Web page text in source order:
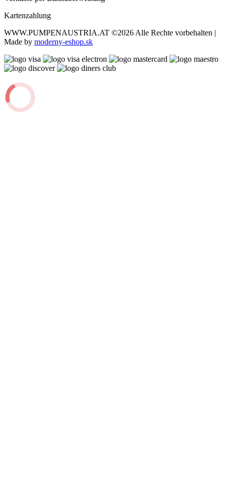
Kartenzahlung
WWW.PUMPENAUSTRIA.AT ©2026 Alle Rechte vorbehalten |
Made by moderny-eshop.sk